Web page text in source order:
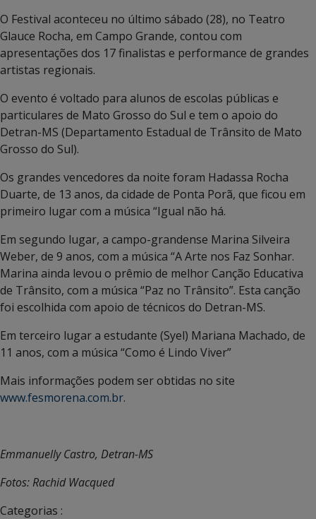
O Festival aconteceu no último sábado (28), no Teatro
Glauce Rocha, em Campo Grande, contou com
apresentações dos 17 finalistas e performance de grandes
artistas regionais.
O evento é voltado para alunos de escolas públicas e
particulares de Mato Grosso do Sul e tem o apoio do
Detran-MS (Departamento Estadual de Trânsito de Mato
Grosso do Sul).
Os grandes vencedores da noite foram Hadassa Rocha
Duarte, de 13 anos, da cidade de Ponta Porã, que ficou em
primeiro lugar com a música “Igual não há.
Em segundo lugar, a campo-grandense Marina Silveira
Weber, de 9 anos, com a música “A Arte nos Faz Sonhar.
Marina ainda levou o prêmio de melhor Canção Educativa
de Trânsito, com a música “Paz no Trânsito”. Esta canção
foi escolhida com apoio de técnicos do Detran-MS.
Em terceiro lugar a estudante (Syel) Mariana Machado, de
11 anos, com a música “Como é Lindo Viver”
Mais informações podem ser obtidas no site
www.fesmorena.com.br.
Emmanuelly Castro, Detran-MS
Fotos: Rachid Wacqued
Categorias :